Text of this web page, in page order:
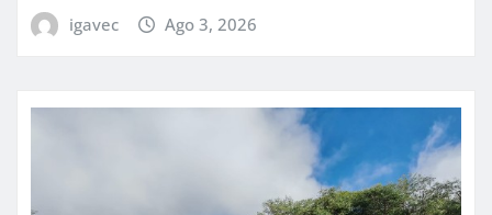
igavec Ago 3, 2026